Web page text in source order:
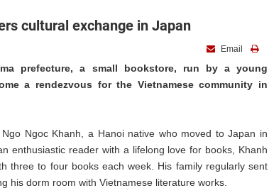
cultural exchange in Japan
Email
prefecture, a small bookstore, run by a young
a rendezvous for the Vietnamese community in
Ngoc Khanh, a Hanoi native who moved to Japan in
enthusiastic reader with a lifelong love for books, Khanh
three to four books each week. His family regularly sent
his dorm room with Vietnamese literature works.